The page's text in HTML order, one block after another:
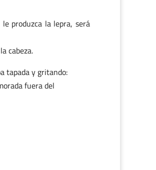
produzca la lepra, será
cabeza.
tapada y gritando:
fuera del